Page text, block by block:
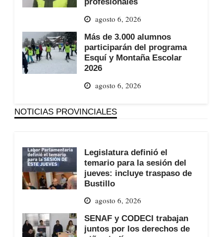
agosto 6, 2026
Más de 3.000 alumnos
participarán del programa
Esquí y Montaña Escolar
2026
agosto 6, 2026
NOTICIAS PROVINCIALES
Legislatura definió el
temario para la sesión del
jueves: incluye traspaso de
Bustillo
agosto 6, 2026
SENAF y CODECI trabajan
juntos por los derechos de